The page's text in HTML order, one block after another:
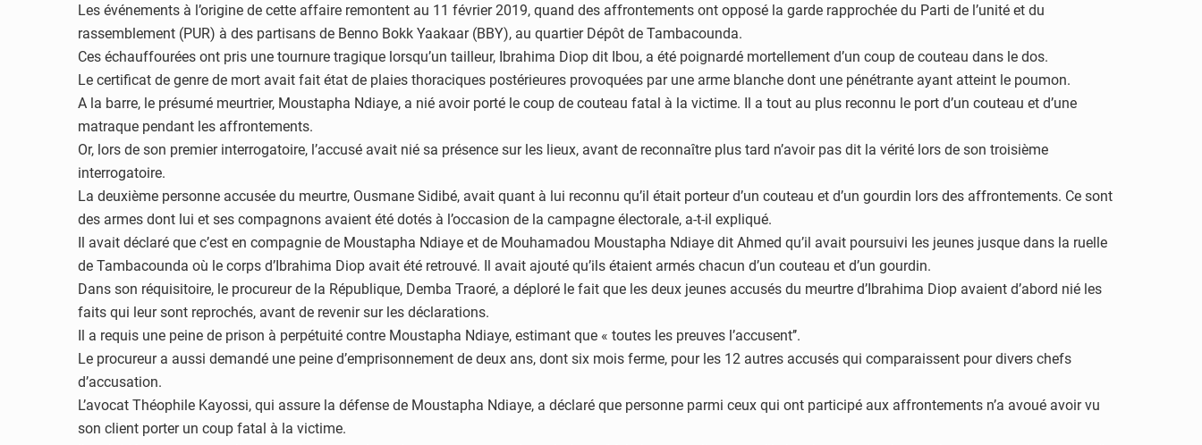
Les événements à l’origine de cette affaire remontent au 11 février 2019, quand des affrontements ont opposé la garde rapprochée du Parti de l’unité et du
rassemblement (PUR) à des partisans de Benno Bokk Yaakaar (BBY), au quartier Dépôt de Tambacounda.
Ces échauffourées ont pris une tournure tragique lorsqu’un tailleur, Ibrahima Diop dit Ibou, a été poignardé mortellement d’un coup de couteau dans le dos.
Le certificat de genre de mort avait fait état de plaies thoraciques postérieures provoquées par une arme blanche dont une pénétrante ayant atteint le poumon.
A la barre, le présumé meurtrier, Moustapha Ndiaye, a nié avoir porté le coup de couteau fatal à la victime. Il a tout au plus reconnu le port d’un couteau et d’une
matraque pendant les affrontements.
Or, lors de son premier interrogatoire, l’accusé avait nié sa présence sur les lieux, avant de reconnaître plus tard n’avoir pas dit la vérité lors de son troisième
interrogatoire.
La deuxième personne accusée du meurtre, Ousmane Sidibé, avait quant à lui reconnu qu’il était porteur d’un couteau et d’un gourdin lors des affrontements. Ce sont
des armes dont lui et ses compagnons avaient été dotés à l’occasion de la campagne électorale, a-t-il expliqué.
Il avait déclaré que c’est en compagnie de Moustapha Ndiaye et de Mouhamadou Moustapha Ndiaye dit Ahmed qu’il avait poursuivi les jeunes jusque dans la ruelle
de Tambacounda où le corps d’Ibrahima Diop avait été retrouvé. Il avait ajouté qu’ils étaient armés chacun d’un couteau et d’un gourdin.
Dans son réquisitoire, le procureur de la République, Demba Traoré, a déploré le fait que les deux jeunes accusés du meurtre d’Ibrahima Diop avaient d’abord nié les
faits qui leur sont reprochés, avant de revenir sur les déclarations.
Il a requis une peine de prison à perpétuité contre Moustapha Ndiaye, estimant que « toutes les preuves l’accusent’’.
Le procureur a aussi demandé une peine d’emprisonnement de deux ans, dont six mois ferme, pour les 12 autres accusés qui comparaissent pour divers chefs
d’accusation.
L’avocat Théophile Kayossi, qui assure la défense de Moustapha Ndiaye, a déclaré que personne parmi ceux qui ont participé aux affrontements n’a avoué avoir vu
son client porter un coup fatal à la victime.